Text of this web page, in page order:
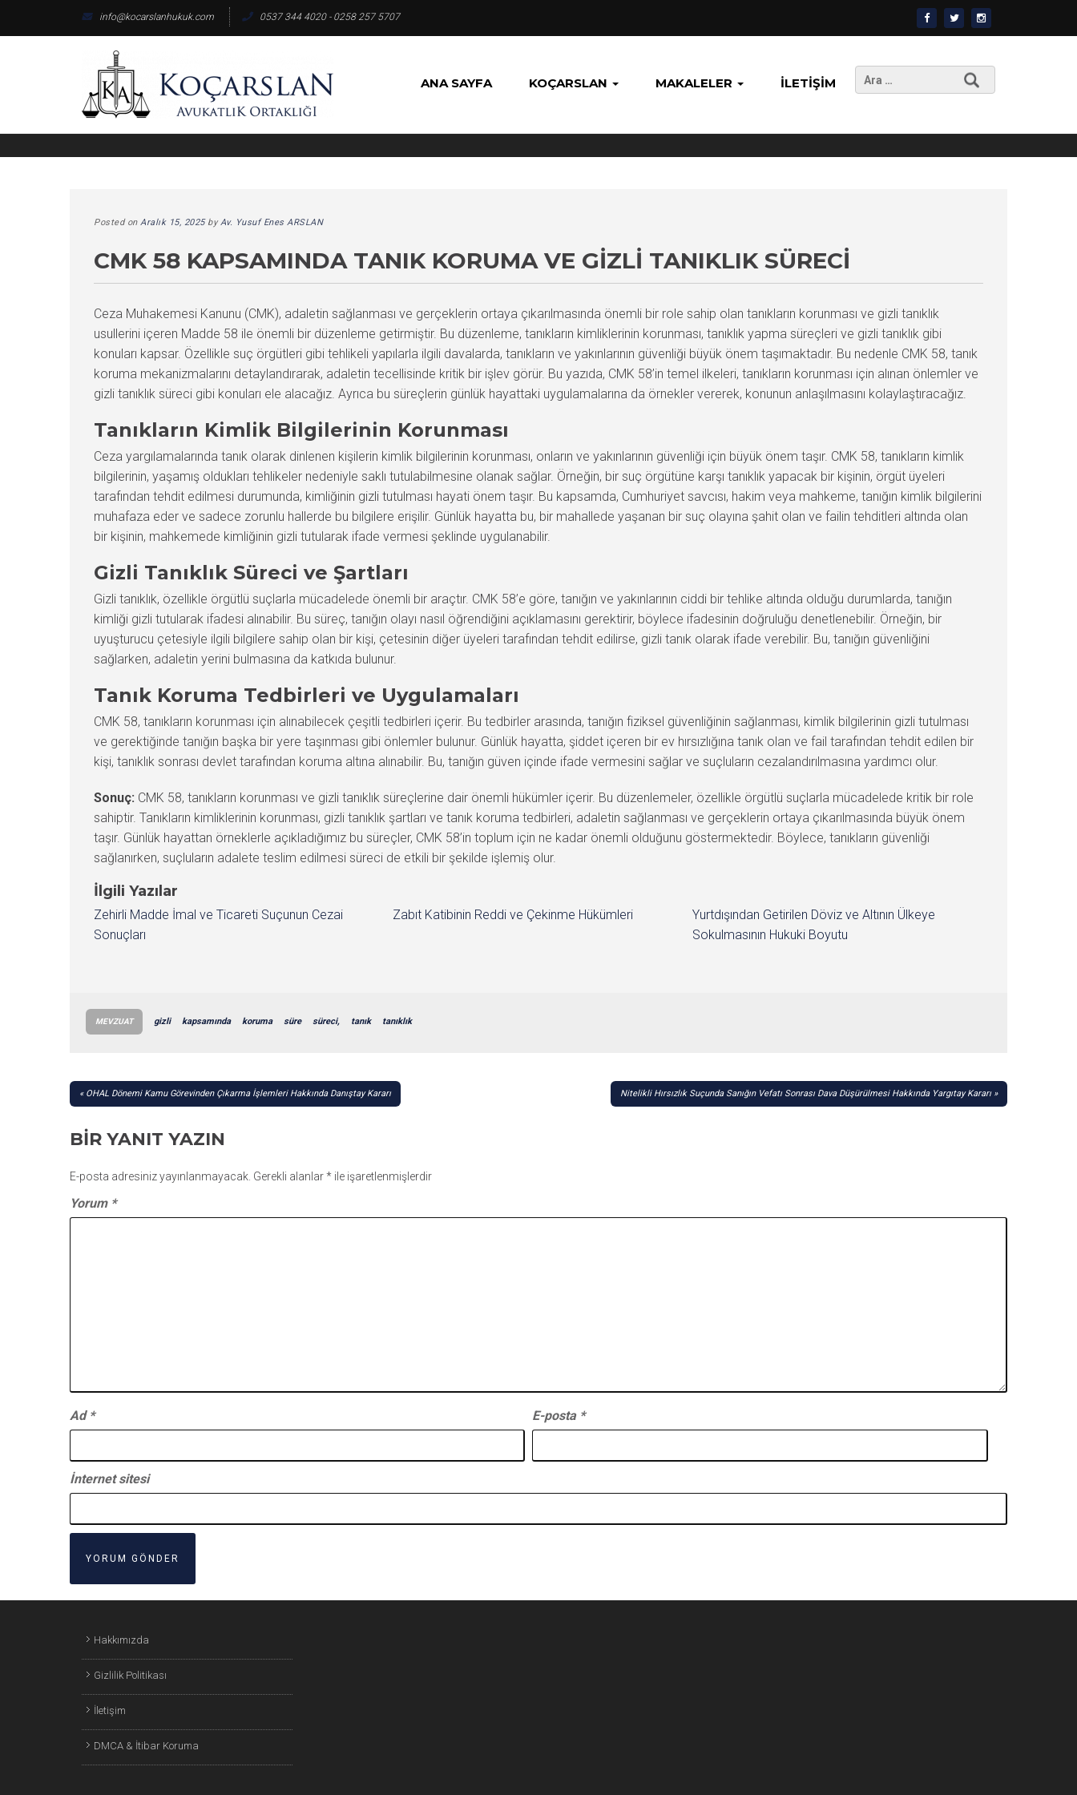
info@kocarslanhukuk.com 0537 344 4020 - 0258 257 5707
ANA SAYFA KOÇARSLAN MAKALELER İLETIŞIM
Arama:
Posted on Aralık 15, 2025byAv. Yusuf Enes ARSLAN
CMK 58 KAPSAMINDA TANIK KORUMA VE GIZLI TANIKLIK SÜRECI
Ceza Muhakemesi Kanunu (CMK), adaletin sağlanması ve gerçeklerin ortaya çıkarılmasında önemli bir role sahip olan tanıkların korunması ve gizli tanıklık
usullerini içeren Madde 58 ile önemli bir düzenleme getirmiştir. Bu düzenleme, tanıkların kimliklerinin korunması, tanıklık yapma süreçleri ve gizli tanıklık gibi
konuları kapsar. Özellikle suç örgütleri gibi tehlikeli yapılarla ilgili davalarda, tanıkların ve yakınlarının güvenliği büyük önem taşımaktadır. Bu nedenle CMK 58, tanık
koruma mekanizmalarını detaylandırarak, adaletin tecellisinde kritik bir işlev görür. Bu yazıda, CMK 58’in temel ilkeleri, tanıkların korunması için alınan önlemler ve
gizli tanıklık süreci gibi konuları ele alacağız. Ayrıca bu süreçlerin günlük hayattaki uygulamalarına da örnekler vererek, konunun anlaşılmasını kolaylaştıracağız.
Tanıkların Kimlik Bilgilerinin Korunması
Ceza yargılamalarında tanık olarak dinlenen kişilerin kimlik bilgilerinin korunması, onların ve yakınlarının güvenliği için büyük önem taşır. CMK 58, tanıkların kimlik
bilgilerinin, yaşamış oldukları tehlikeler nedeniyle saklı tutulabilmesine olanak sağlar. Örneğin, bir suç örgütüne karşı tanıklık yapacak bir kişinin, örgüt üyeleri
tarafından tehdit edilmesi durumunda, kimliğinin gizli tutulması hayati önem taşır. Bu kapsamda, Cumhuriyet savcısı, hakim veya mahkeme, tanığın kimlik bilgilerini
muhafaza eder ve sadece zorunlu hallerde bu bilgilere erişilir. Günlük hayatta bu, bir mahallede yaşanan bir suç olayına şahit olan ve failin tehditleri altında olan
bir kişinin, mahkemede kimliğinin gizli tutularak ifade vermesi şeklinde uygulanabilir.
Gizli Tanıklık Süreci ve Şartları
Gizli tanıklık, özellikle örgütlü suçlarla mücadelede önemli bir araçtır. CMK 58’e göre, tanığın ve yakınlarının ciddi bir tehlike altında olduğu durumlarda, tanığın
kimliği gizli tutularak ifadesi alınabilir. Bu süreç, tanığın olayı nasıl öğrendiğini açıklamasını gerektirir, böylece ifadesinin doğruluğu denetlenebilir. Örneğin, bir
uyuşturucu çetesiyle ilgili bilgilere sahip olan bir kişi, çetesinin diğer üyeleri tarafından tehdit edilirse, gizli tanık olarak ifade verebilir. Bu, tanığın güvenliğini
sağlarken, adaletin yerini bulmasına da katkıda bulunur.
Tanık Koruma Tedbirleri ve Uygulamaları
CMK 58, tanıkların korunması için alınabilecek çeşitli tedbirleri içerir. Bu tedbirler arasında, tanığın fiziksel güvenliğinin sağlanması, kimlik bilgilerinin gizli tutulması
ve gerektiğinde tanığın başka bir yere taşınması gibi önlemler bulunur. Günlük hayatta, şiddet içeren bir ev hırsızlığına tanık olan ve fail tarafından tehdit edilen bir
kişi, tanıklık sonrası devlet tarafından koruma altına alınabilir. Bu, tanığın güven içinde ifade vermesini sağlar ve suçluların cezalandırılmasına yardımcı olur.
Sonuç: CMK 58, tanıkların korunması ve gizli tanıklık süreçlerine dair önemli hükümler içerir. Bu düzenlemeler, özellikle örgütlü suçlarla mücadelede kritik bir role
sahiptir. Tanıkların kimliklerinin korunması, gizli tanıklık şartları ve tanık koruma tedbirleri, adaletin sağlanması ve gerçeklerin ortaya çıkarılmasında büyük önem
taşır. Günlük hayattan örneklerle açıkladığımız bu süreçler, CMK 58’in toplum için ne kadar önemli olduğunu göstermektedir. Böylece, tanıkların güvenliği
sağlanırken, suçluların adalete teslim edilmesi süreci de etkili bir şekilde işlemiş olur.
İlgili Yazılar
Zehirli Madde İmal ve Ticareti Suçunun Cezai
Sonuçları
Zabıt Katibinin Reddi ve Çekinme Hükümleri
Yurtdışından Getirilen Döviz ve Altının Ülkeye
Sokulmasının Hukuki Boyutu
MEVZUAT gizli kapsamında koruma süre süreci, tanık tanıklık
YAZI
OHAL Dönemi Kamu Görevinden Çıkarma İşlemleri Hakkında Danıştay Kararı Nitelikli Hırsızlık Suçunda Sanığın Vefatı Sonrası Dava Düşürülmesi Hakkında Yargıtay Kararı
BIR YANIT YAZIN
E-posta adresiniz yayınlanmayacak. Gerekli alanlar* ile işaretlenmişlerdir
Yorum *
Ad * E-posta *
İnternet sitesi
Hakkımızda
Gizlilik Politikası
İletişim
DMCA & İtibar Koruma